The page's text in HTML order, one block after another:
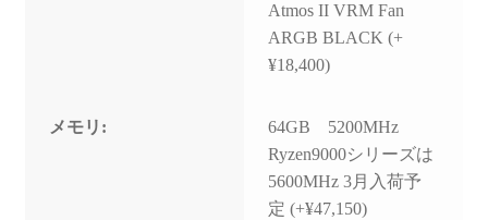
Atmos II VRM Fan
ARGB BLACK (+
¥18,400)
メモリ:
64GB 5200MHz
Ryzen9000シリーズは
5600MHz 3月入荷予
定 (+¥47,150)